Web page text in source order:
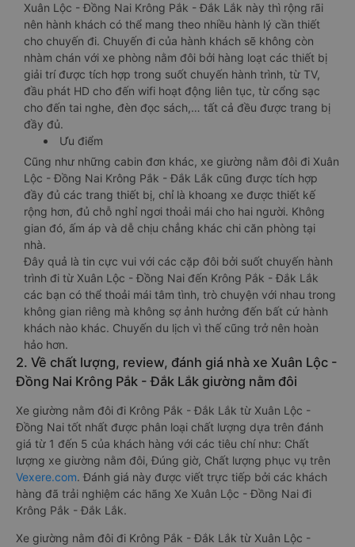
Xuân Lộc - Đồng Nai Krông Pắk - Đắk Lắk này thì rộng rãi
nên hành khách có thể mang theo nhiều hành lý cần thiết
cho chuyến đi. Chuyến đi của hành khách sẽ không còn
nhàm chán với xe phòng nằm đôi bởi hàng loạt các thiết bị
giải trí được tích hợp trong suốt chuyến hành trình, từ TV,
đầu phát HD cho đến wifi hoạt động liên tục, từ cổng sạc
cho đến tai nghe, đèn đọc sách,… tất cả đều được trang bị
đầy đủ.
Ưu điểm
Cũng như những cabin đơn khác, xe giường nằm đôi đi Xuân
Lộc - Đồng Nai Krông Pắk - Đắk Lắk cũng được tích hợp
đầy đủ các trang thiết bị, chỉ là khoang xe được thiết kế
rộng hơn, đủ chỗ nghỉ ngơi thoải mái cho hai người. Không
gian đó, ấm áp và dễ chịu chẳng khác chi căn phòng tại
nhà.
Đây quả là tin cực vui với các cặp đôi bởi suốt chuyến hành
trình đi từ Xuân Lộc - Đồng Nai đến Krông Pắk - Đắk Lắk
các bạn có thể thoải mái tâm tình, trò chuyện với nhau trong
không gian riêng mà không sợ ảnh hưởng đến bất cứ hành
khách nào khác. Chuyến du lịch vì thế cũng trở nên hoàn
hảo hơn.
2. Về chất lượng, review, đánh giá nhà xe Xuân Lộc -
Đồng Nai Krông Pắk - Đắk Lắk giường nằm đôi
Xe giường nằm đôi đi Krông Pắk - Đắk Lắk từ Xuân Lộc -
Đồng Nai tốt nhất được phân loại chất lượng dựa trên đánh
giá từ 1 đến 5 của khách hàng với các tiêu chí như: Chất
lượng xe giường nằm đôi, Đúng giờ, Chất lượng phục vụ trên
Vexere.com. Đánh giá này được viết trực tiếp bởi các khách
hàng đã trải nghiệm các hãng Xe Xuân Lộc - Đồng Nai đi
Krông Pắk - Đắk Lắk.
Xe giường nằm đôi đi Krông Pắk - Đắk Lắk từ Xuân Lộc -